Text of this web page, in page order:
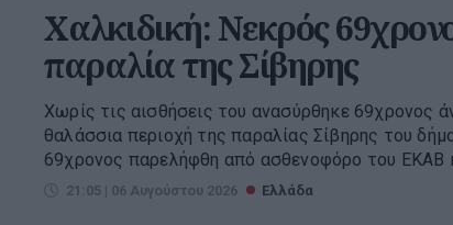
Χαλκιδική: Νεκρός
παραλία της Σίβηρης
Χωρίς τις αισθήσεις του ανασύρθηκε 69χρονος
θαλάσσια περιοχή της παραλίας Σίβηρης του
69χρονος παρελήφθη από ασθενοφόρο του ΕΚΑΒ
21:05 | 06 Αυγούστου 2026 Ελλάδα